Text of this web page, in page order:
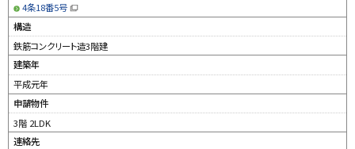
4条18番5号
（
規
ウ
ィ
ン
ウ
開
ま
）
構造
鉄筋コンクリート造3階建
建築年
平成元年
申請物件
3階 2LDK
連絡先